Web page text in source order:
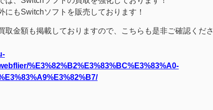
にもSwitchソフトを販売しております！
取金額も掲載しておりますので、こちらも是非ご確認くださ
%E3%82%B2%E3%83%BC%E3%83%A0-